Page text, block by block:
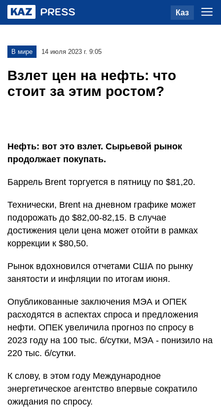
Каз
В мире 14 июля 2023 г. 9:05
Взлет цен на нефть: что
стоит за этим ростом?
Нефть: вот это взлет. Сырьевой рынок
продолжает покупать.
Баррель Brent торгуется в пятницу по $81,20.
Технически, Brent на дневном графике может
подорожать до $82,00-82,15. В случае
достижения цели цена может отойти в рамках
коррекции к $80,50.
Рынок вдохновился отчетами США по рынку
занятости и инфляции по итогам июня.
Опубликованные заключения МЭА и ОПЕК
расходятся в аспектах спроса и предложения
нефти. ОПЕК увеличила прогноз по спросу в
2023 году на 100 тыс. б/сутки, МЭА - понизило на
220 тыс. б/сутки.
К слову, в этом году Международное
энергетическое агентство впервые сократило
ожидания по спросу.